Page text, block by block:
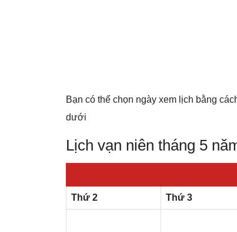
Bạn có thể chọn ngày xem lịch bằng
dưới
Lịch vạn niên tháng 5
Thứ 2 Thứ 3